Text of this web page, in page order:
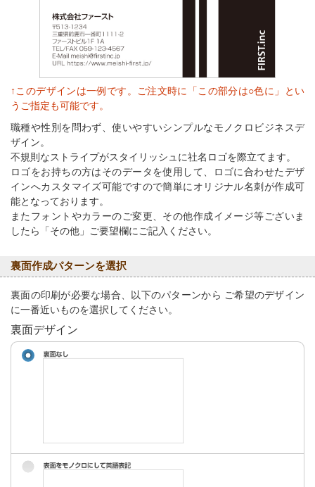
↑このデザインは一例です。ご注文時に「この部分は○色に」とい
うご指定も可能です。
職種や性別を問わず、使いやすいシンプルなモノクロビジネスデ
ザイン。
不規則なストライプがスタイリッシュに社名ロゴを際立てます。
ロゴをお持ちの方はそのデータを使用して、ロゴに合わせたデザ
インへカスタマイズ可能ですので簡単にオリジナル名刺が作成可
能となっております。
またフォントやカラーのご変更、その他作成イメージ等ございま
したら「その他」ご要望欄にご記入ください。
裏面作成パターンを選択
裏面の印刷が必要な場合、以下のパターンから ご希望のデザイン
に一番近いものを選択してください。
裏面デザイン